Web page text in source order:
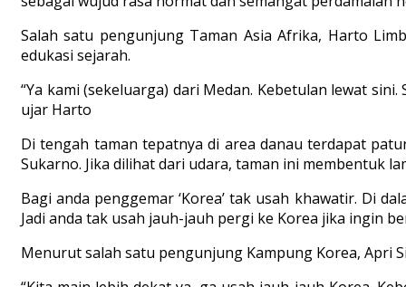
Salah satu pengunjung Taman Asia Afrika, Harto
edukasi sejarah.
“Ya kami (sekeluarga) dari Medan. Kebetulan lewat
ujar Harto
Di tengah taman tepatnya di area danau terdapat
Sukarno. Jika dilihat dari udara, taman ini membentuk
Bagi anda penggemar ‘Korea’ tak usah khawatir. Di
Jadi anda tak usah jauh-jauh pergi ke Korea jika ingin
Menurut salah satu pengunjung Kampung Korea, Apri